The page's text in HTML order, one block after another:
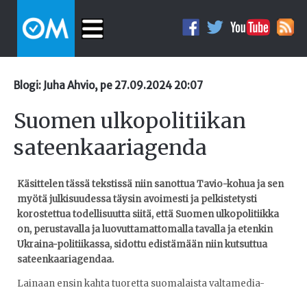
Blogi: Juha Ahvio, pe 27.09.2024 20:07
Suomen ulkopolitiikan
sateenkaariagenda
Käsittelen tässä tekstissä niin sanottua Tavio-kohua ja sen
myötä julkisuudessa täysin avoimesti ja pelkistetysti
korostettua todellisuutta siitä, että Suomen ulkopolitiikka
on, perustavalla ja luovuttamattomalla tavalla ja etenkin
Ukraina-politiikassa, sidottu edistämään niin kutsuttua
sateenkaariagendaa.
Lainaan ensin kahta tuoretta suomalaista valtamedia-